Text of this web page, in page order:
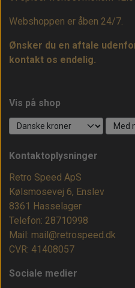
Webshoppen er åben 24/7.
Ønsker du en aftale
kontakt os endelig.
Vis på shop
Kontaktoplysninger
Retro Speed ApS
Kølsmosevej 6, Enslev
8361 Hasselager
Telefon: 28710998
Mail: mail@retrospeed.dk
CVR: 41408057
Sociale medier